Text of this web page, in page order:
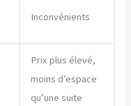
Inconvénients
Prix plus élevé,
moins d’espace
qu’une suite